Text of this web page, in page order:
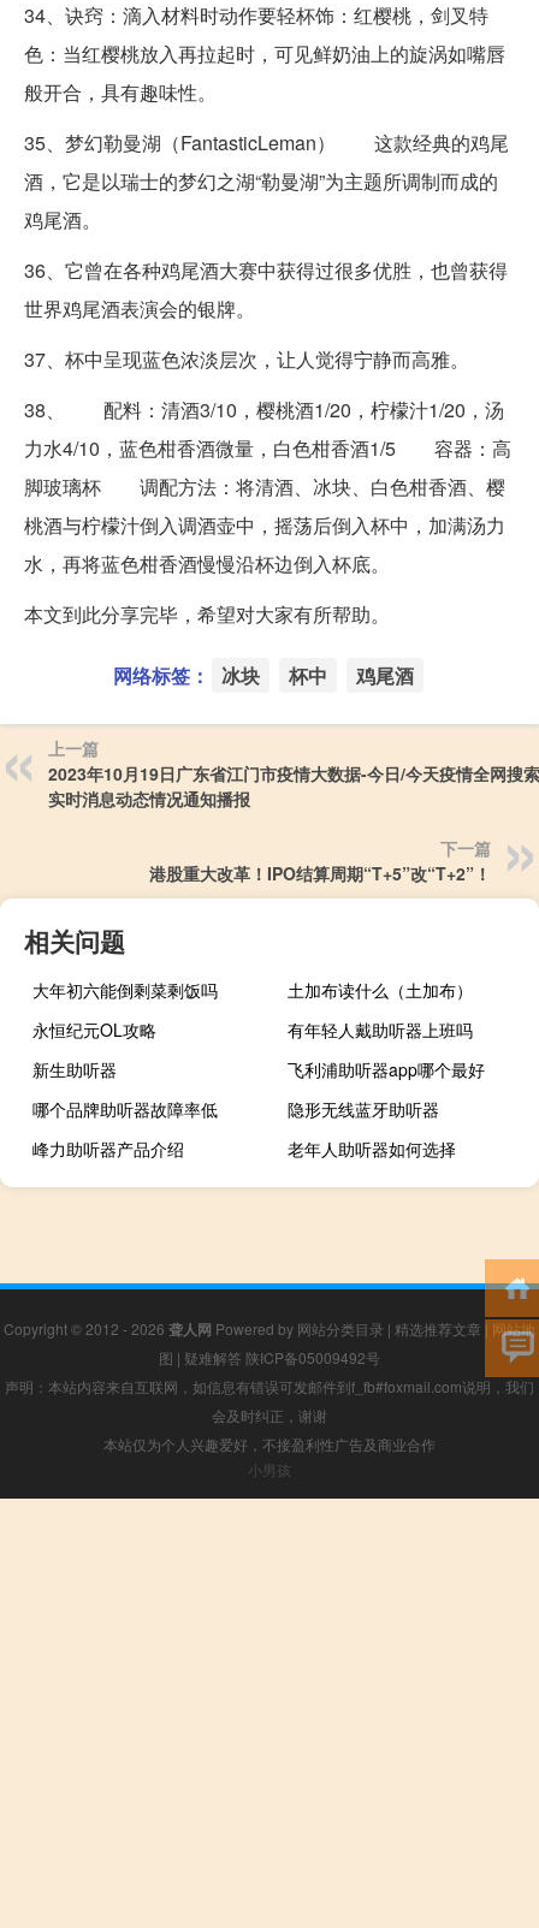
34、诀窍：滴入材料时动作要轻杯饰：红樱桃，剑叉特
色：当红樱桃放入再拉起时，可见鲜奶油上的旋涡如嘴唇
般开合，具有趣味性。
35、梦幻勒曼湖（FantasticLeman） 这款经典的鸡尾
酒，它是以瑞士的梦幻之湖“勒曼湖”为主题所调制而成的
鸡尾酒。
36、它曾在各种鸡尾酒大赛中获得过很多优胜，也曾获得
世界鸡尾酒表演会的银牌。
37、杯中呈现蓝色浓淡层次，让人觉得宁静而高雅。
38、 配料：清酒3/10，樱桃酒1/20，柠檬汁1/20，汤
力水4/10，蓝色柑香酒微量，白色柑香酒1/5 容器：高
脚玻璃杯 调配方法：将清酒、冰块、白色柑香酒、樱
桃酒与柠檬汁倒入调酒壶中，摇荡后倒入杯中，加满汤力
水，再将蓝色柑香酒慢慢沿杯边倒入杯底。
本文到此分享完毕，希望对大家有所帮助。
网络标签： 冰块 杯中 鸡尾酒
上一篇
2023年10月19日广东省江门市疫情大数据-今日/今天疫情全网搜
实时消息动态情况通知播报
下一篇
港股重大改革！IPO结算周期“T+5”改“T+2”！
相关问题
大年初六能倒剩菜剩饭吗
土加布读什么（土加布）
永恒纪元OL攻略
有年轻人戴助听器上班吗
新生助听器
飞利浦助听器app哪个最好
哪个品牌助听器故障率低
隐形无线蓝牙助听器
峰力助听器产品介绍
老年人助听器如何选择
Copyright © 2012 - 2026 聋人网 Powered by 网站分类目录 | 精选推荐文章 | 网站地
图 | 疑难解答 陕ICP备05009492号
声明：本站内容来自互联网，如信息有错误可发邮件到f_fb#foxmail.com说明，我们
会及时纠正，谢谢
本站仅为个人兴趣爱好，不接盈利性广告及商业合作
小男孩